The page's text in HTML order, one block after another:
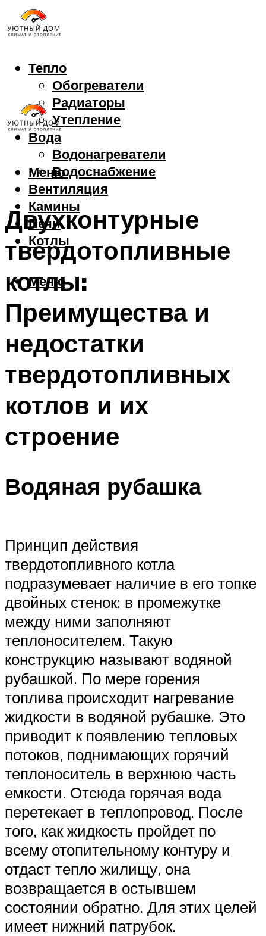
Тепло
Обогреватели
Радиаторы
Утепление
Вода
Водонагреватели
Водоснабжение
Вентиляция
Камины
Печи
Котлы
Меню
Меню
Двухконтурные
твердотопливные
котлы:
Преимущества и
недостатки
твердотопливных
котлов и их
строение
Водяная рубашка
Принцип действия
твердотопливного котла
подразумевает наличие в его топке
двойных стенок: в промежутке
между ними заполняют
теплоносителем. Такую
конструкцию называют водяной
рубашкой. По мере горения
топлива происходит нагревание
жидкости в водяной рубашке. Это
приводит к появлению тепловых
потоков, поднимающих горячий
теплоноситель в верхнюю часть
емкости. Отсюда горячая вода
перетекает в теплопровод. После
того, как жидкость пройдет по
всему отопительному контуру и
отдаст тепло жилищу, она
возвращается в остывшем
состоянии обратно. Для этих целей
имеет нижний патрубок.